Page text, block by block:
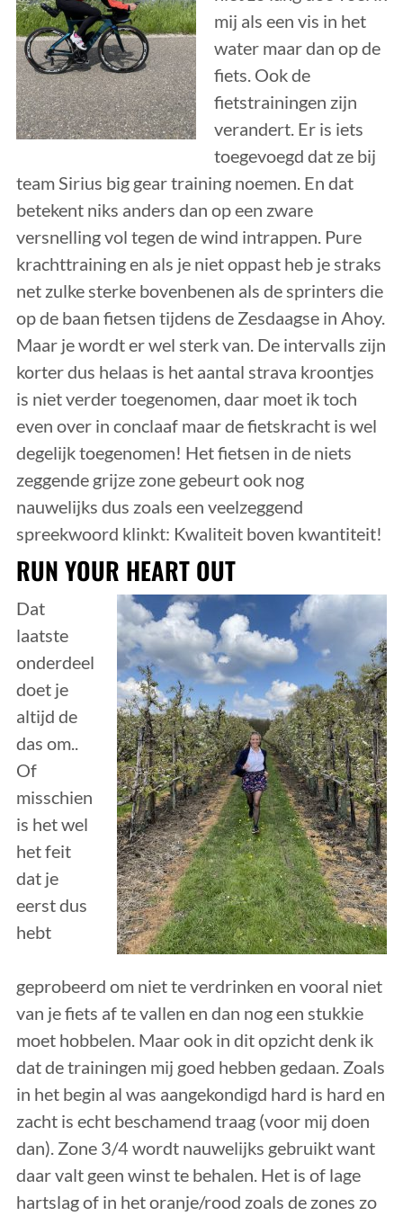
mij als een vis in het
water maar dan op de
fiets. Ook de
fietstrainingen zijn
verandert. Er is iets
toegevoegd dat ze bij
team Sirius big gear training noemen. En dat
betekent niks anders dan op een zware
versnelling vol tegen de wind intrappen. Pure
krachttraining en als je niet oppast heb je straks
net zulke sterke bovenbenen als de sprinters die
op de baan fietsen tijdens de Zesdaagse in Ahoy.
Maar je wordt er wel sterk van. De intervalls zijn
korter dus helaas is het aantal strava kroontjes
is niet verder toegenomen, daar moet ik toch
even over in conclaaf maar de fietskracht is wel
degelijk toegenomen! Het fietsen in de niets
zeggende grijze zone gebeurt ook nog
nauwelijks dus zoals een veelzeggend
spreekwoord klinkt: Kwaliteit boven kwantiteit!
RUN YOUR HEART OUT
Dat
laatste
onderdeel
doet je
altijd de
das om..
Of
misschien
is het wel
het feit
dat je
eerst dus
hebt
geprobeerd om niet te verdrinken en vooral niet
van je fiets af te vallen en dan nog een stukkie
moet hobbelen. Maar ook in dit opzicht denk ik
dat de trainingen mij goed hebben gedaan. Zoals
in het begin al was aangekondigd hard is hard en
zacht is echt beschamend traag (voor mij doen
dan). Zone 3/4 wordt nauwelijks gebruikt want
daar valt geen winst te behalen. Het is of lage
hartslag of in het oranje/rood zoals de zones zo